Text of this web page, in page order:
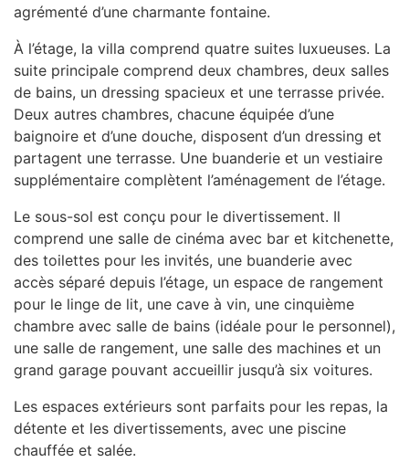
agrémenté d’une charmante fontaine.
À l’étage, la villa comprend quatre suites luxueuses. La
suite principale comprend deux chambres, deux salles
de bains, un dressing spacieux et une terrasse privée.
Deux autres chambres, chacune équipée d’une
baignoire et d’une douche, disposent d’un dressing et
partagent une terrasse. Une buanderie et un vestiaire
supplémentaire complètent l’aménagement de l’étage.
Le sous-sol est conçu pour le divertissement. Il
comprend une salle de cinéma avec bar et kitchenette,
des toilettes pour les invités, une buanderie avec
accès séparé depuis l’étage, un espace de rangement
pour le linge de lit, une cave à vin, une cinquième
chambre avec salle de bains (idéale pour le personnel),
une salle de rangement, une salle des machines et un
grand garage pouvant accueillir jusqu’à six voitures.
Les espaces extérieurs sont parfaits pour les repas, la
détente et les divertissements, avec une piscine
chauffée et salée.